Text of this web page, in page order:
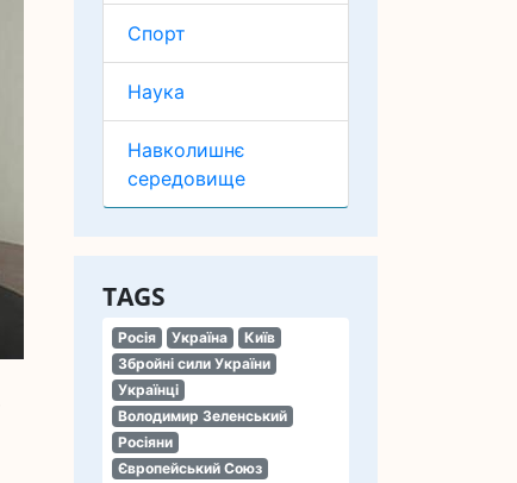
Спорт
Наука
Навколишнє
середовище
TAGS
Росія Україна
Київ
Збройні сили України
Українці
Володимир Зеленський
Росіяни
Європейський Союз